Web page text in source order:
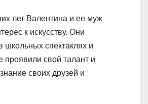
лет Валентина и ее муж
к искусству. Они
школьных спектаклях и
проявили свой талант и
своих друзей и